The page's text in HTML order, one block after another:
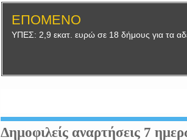
ΕΠΟΜΕΝΟ
ΥΠΕΣ: 2,9 εκατ. ευρώ σε 18 δήμους για τα
Δημοφιλείς αναρτήσεις 7